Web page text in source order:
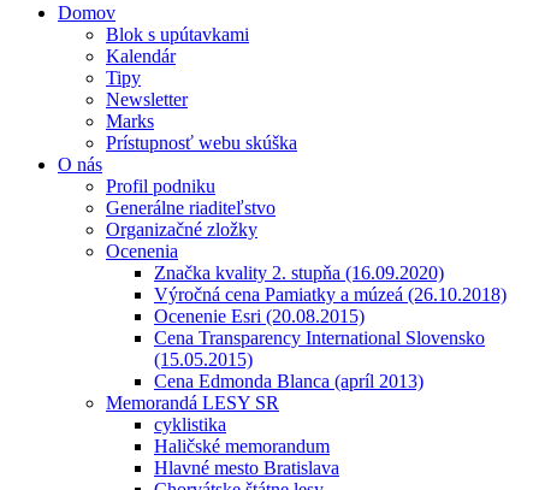
Domov
Blok s upútavkami
Kalendár
Tipy
Newsletter
Marks
Prístupnosť webu skúška
O nás
Profil podniku
Generálne riaditeľstvo
Organizačné zložky
Ocenenia
Značka kvality 2. stupňa (16.09.2020)
Výročná cena Pamiatky a múzeá (26.10.2018)
Ocenenie Esri (20.08.2015)
Cena Transparency International Slovensko
(15.05.2015)
Cena Edmonda Blanca (apríl 2013)
Memorandá LESY SR
cyklistika
Haličské memorandum
Hlavné mesto Bratislava